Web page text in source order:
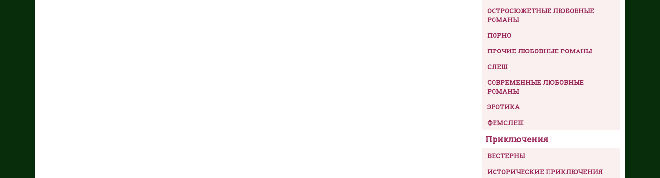
ОСТРОСЮЖЕТНЫЕ ЛЮБОВНЫЕ
РОМАНЫ
ПОРНО
ПРОЧИЕ ЛЮБОВНЫЕ РОМАНЫ
СЛЕШ
СОВРЕМЕННЫЕ ЛЮБОВНЫЕ
РОМАНЫ
ЭРОТИКА
ФЕМСЛЕШ
Приключения
ВЕСТЕРНЫ
ИСТОРИЧЕСКИЕ ПРИКЛЮЧЕНИЯ